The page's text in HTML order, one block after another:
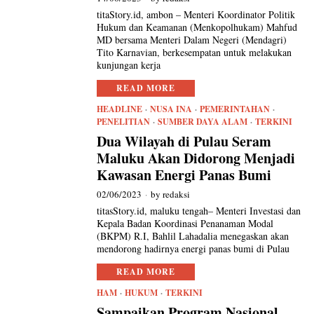
titaStory.id, ambon – Menteri Koordinator Politik
Hukum dan Keamanan (Menkopolhukam) Mahfud
MD bersama Menteri Dalam Negeri (Mendagri)
Tito Karnavian, berkesempatan untuk melakukan
kunjungan kerja
READ MORE
HEADLINE · NUSA INA · PEMERINTAHAN ·
PENELITIAN · SUMBER DAYA ALAM · TERKINI
Dua Wilayah di Pulau Seram
Maluku Akan Didorong Menjadi
Kawasan Energi Panas Bumi
02/06/2023 byredaksi
titasStory.id, maluku tengah– Menteri Investasi dan
Kepala Badan Koordinasi Penanaman Modal
(BKPM) R.I, Bahlil Lahadalia menegaskan akan
mendorong hadirnya energi panas bumi di Pulau
READ MORE
HAM · HUKUM · TERKINI